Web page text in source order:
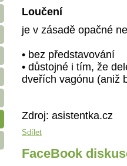
Loučení
je v zásadě opačné
• bez představování
• důstojné i tím, že
dveřích vagónu (aniž
Zdroj: asistentka.cz
Sdílet
FaceBook